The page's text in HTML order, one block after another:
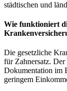
städtischen und
Wie funktioniert
Die gesetzliche
für Zahnersatz. Der
Dokumentation im
geringem